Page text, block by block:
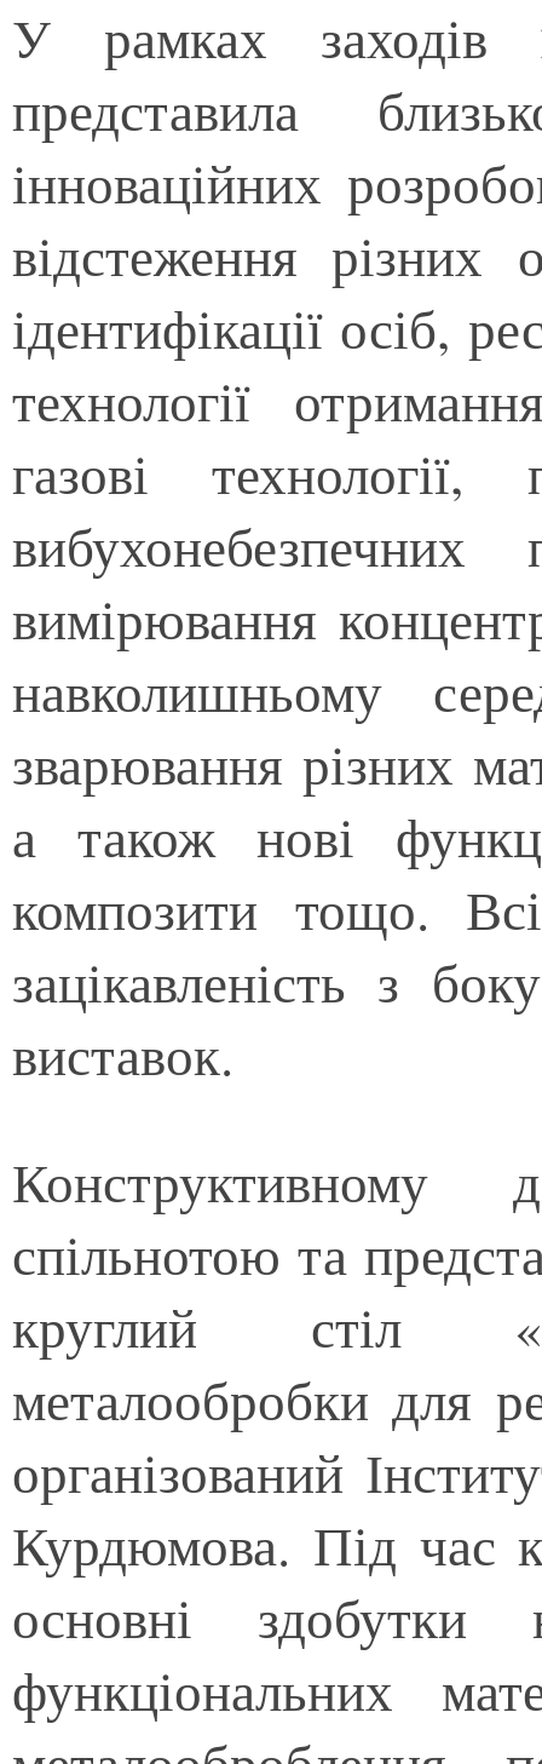
У рамках заходів
представила
інноваційних
відстеження різних
ідентифікації осіб,
технології
газові
вимірювання
навколишньому
зварювання різних
а також нові
композити тощо.
зацікавленість з
виставок.
Конструктивному
спільнотою та
круглий стіл
металообробки для
організований
Курдюмова. Під час
основні
функціональних